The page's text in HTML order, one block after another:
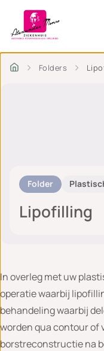
Folders
Folder
Lipofilling
In overleg met uw
operatie waarbij
behandeling waarbij
worden qua contour of
borstreconstructie na